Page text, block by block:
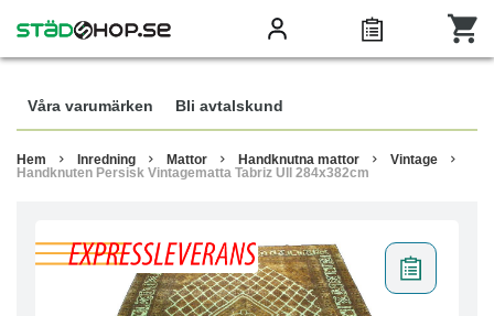
Våra varumärken Bli avtalskund
Hem Inredning Mattor Handknutna mattor
Vintage
Handknuten Persisk Vintagematta Tabriz Ull 284x382cm